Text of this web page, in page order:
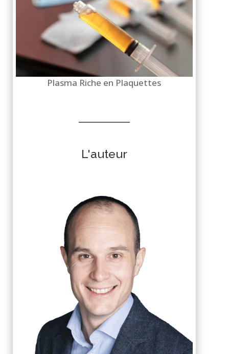
Plasma Riche en Plaquettes
L'auteur